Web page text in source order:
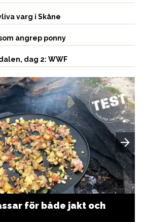
varg i Skåne
angrep ponny
dag 2: WWF
för både jakt och